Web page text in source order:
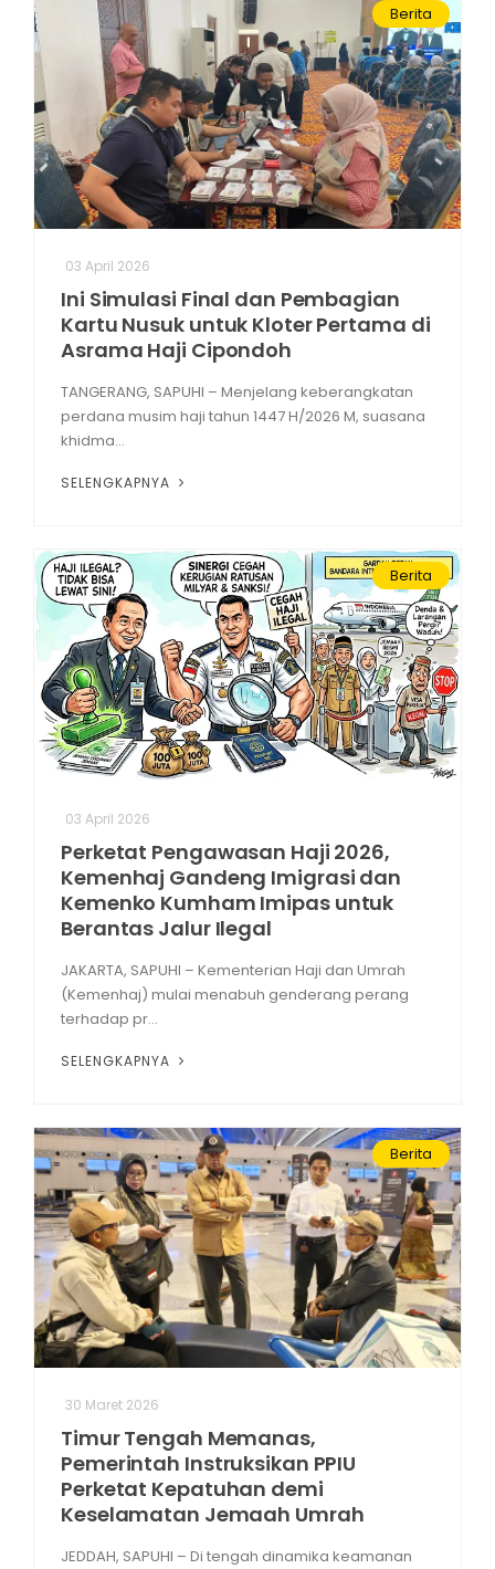
Berita
03 April 2026
Ini Simulasi Final dan Pembagian
Kartu Nusuk untuk Kloter Pertama di
Asrama Haji Cipondoh
TANGERANG, SAPUHI – Menjelang keberangkatan
perdana musim haji tahun 1447 H/2026 M, suasana
khidma...
SELENGKAPNYA
Berita
03 April 2026
Perketat Pengawasan Haji 2026,
Kemenhaj Gandeng Imigrasi dan
Kemenko Kumham Imipas untuk
Berantas Jalur Ilegal
JAKARTA, SAPUHI – Kementerian Haji dan Umrah
(Kemenhaj) mulai menabuh genderang perang
terhadap pr...
SELENGKAPNYA
Berita
30 Maret 2026
Timur Tengah Memanas,
Pemerintah Instruksikan PPIU
Perketat Kepatuhan demi
Keselamatan Jemaah Umrah
JEDDAH, SAPUHI – Di tengah dinamika keamanan